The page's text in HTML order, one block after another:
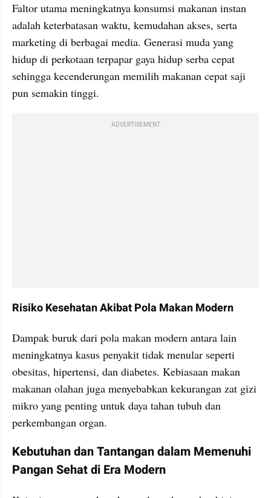
Faltor utama meningkatnya konsumsi makanan instan
adalah keterbatasan waktu, kemudahan akses, serta
marketing di berbagai media. Generasi muda yang
hidup di perkotaan terpapar gaya hidup serba cepat
sehingga kecenderungan memilih makanan cepat saji
pun semakin tinggi.
ADVERTISEMENT
Risiko Kesehatan Akibat Pola Makan Modern
Dampak buruk dari pola makan modern antara lain
meningkatnya kasus penyakit tidak menular seperti
obesitas, hipertensi, dan diabetes. Kebiasaan makan
makanan olahan juga menyebabkan kekurangan zat gizi
mikro yang penting untuk daya tahan tubuh dan
perkembangan organ.
Kebutuhan dan Tantangan dalam Memenuhi
Pangan Sehat di Era Modern